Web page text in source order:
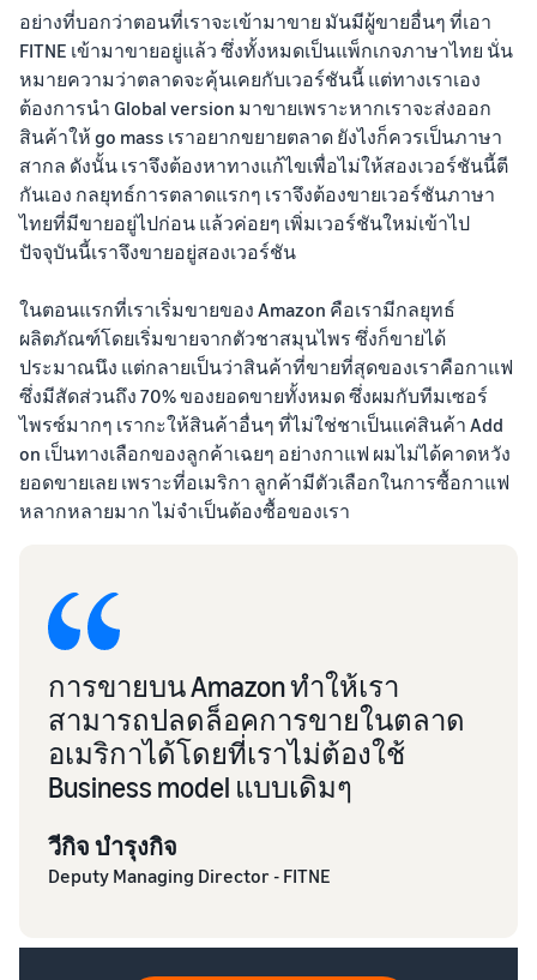
อย่างที่บอกว่าตอนที่เราจะเข้ามาขาย มันมีผู้ขายอื่นๆ ที่เอา
FITNE เข้ามาขายอยู่แล้ว ซึ่งทั้งหมดเป็นแพ็กเกจภาษาไทย นั่น
หมายความว่าตลาดจะคุ้นเคยกับเวอร์ชันนี้ แต่ทางเราเอง
ต้องการนำ Global version มาขายเพราะหากเราจะส่งออก
สินค้าให้ go mass เราอยากขยายตลาด ยังไงก็ควรเป็นภาษา
สากล ดังนั้น เราจึงต้องหาทางแก้ไขเพื่อไม่ให้สองเวอร์ชันนี้ตี
กันเอง กลยุทธ์การตลาดแรกๆ เราจึงต้องขายเวอร์ชันภาษา
ไทยที่มีขายอยู่ไปก่อน แล้วค่อยๆ เพิ่มเวอร์ชันใหม่เข้าไป
ปัจจุบันนี้เราจึงขายอยู่สองเวอร์ชัน
ในตอนแรกที่เราเริ่มขายของ Amazon คือเรามีกลยุทธ์
ผลิตภัณฑ์โดยเริ่มขายจากตัวชาสมุนไพร ซึ่งก็ขายได้
ประมาณนึง แต่กลายเป็นว่าสินค้าที่ขายที่สุดของเราคือกาแฟ
ซึ่งมีสัดส่วนถึง 70% ของยอดขายทั้งหมด ซึ่งผมกับทีมเซอร์
ไพรซ์มากๆ เรากะให้สินค้าอื่นๆ ที่ไม่ใช่ชาเป็นแค่สินค้า Add
on เป็นทางเลือกของลูกค้าเฉยๆ อย่างกาแฟ ผมไม่ได้คาดหวัง
ยอดขายเลย เพราะที่อเมริกา ลูกค้ามีตัวเลือกในการซื้อกาแฟ
หลากหลายมาก ไม่จำเป็นต้องซื้อของเรา
การขายบน Amazon ทำให้เรา
สามารถปลดล็อคการขายในตลาด
อเมริกาได้โดยที่เราไม่ต้องใช้
Business model แบบเดิมๆ
วีกิจ บำรุงกิจ
Deputy Managing Director - FITNE